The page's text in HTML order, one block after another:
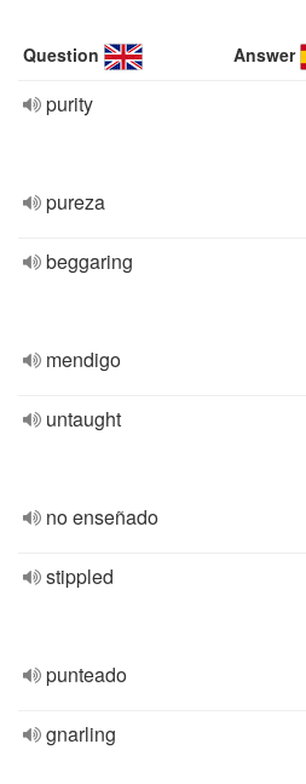
Question Answer
purity
pureza
beggaring
mendigo
untaught
no enseñado
stippled
punteado
gnarling